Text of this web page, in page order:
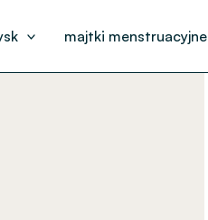
majtki menstruacyjne